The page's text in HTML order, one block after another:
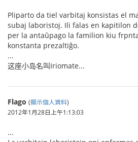
Pliparto da tiel varbitaj konsistas el
subaj laboristoj. Ili falas en kapitilon
per la antaŭpago la familion kiu
konstanta prezaltiĝo.
...
这座小岛名叫Iriomate...
Flago (顯示個人資料)
2012年1月28日上午1:13:03
...